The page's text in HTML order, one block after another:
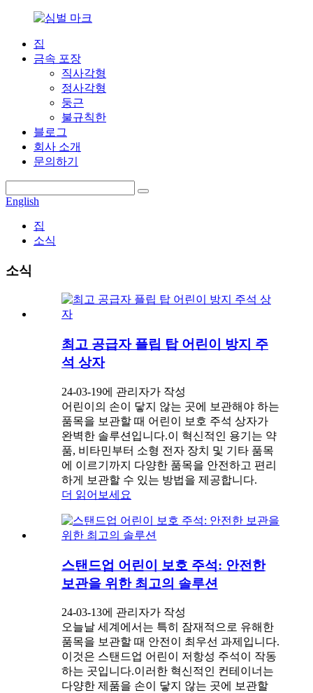
집
금속 포장
직사각형
정사각형
둥근
불규칙한
블로그
회사 소개
문의하기
English
집
소식
소식
최고 공급자 플립 탑 어린이 방지 주
석 상자
24-03-19에 관리자가 작성
어린이의 손이 닿지 않는 곳에 보관해야 하는
품목을 보관할 때 어린이 보호 주석 상자가
완벽한 솔루션입니다.이 혁신적인 용기는 약
품, 비타민부터 소형 전자 장치 및 기타 품목
에 이르기까지 다양한 품목을 안전하고 편리
하게 보관할 수 있는 방법을 제공합니다.
더 읽어보세요
스탠드업 어린이 보호 주석: 안전한
보관을 위한 최고의 솔루션
24-03-13에 관리자가 작성
오늘날 세계에서는 특히 잠재적으로 유해한
품목을 보관할 때 안전이 최우선 과제입니다.
이것은 스탠드업 어린이 저항성 주석이 작동
하는 곳입니다.이러한 혁신적인 컨테이너는
다양한 제품을 손이 닿지 않는 곳에 보관할